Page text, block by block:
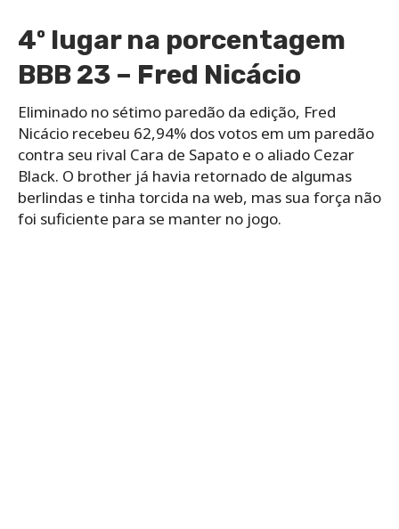
4º lugar na porcentagem
BBB 23 – Fred Nicácio
Eliminado no sétimo paredão da edição, Fred
Nicácio recebeu 62,94% dos votos em um paredão
contra seu rival Cara de Sapato e o aliado Cezar
Black. O brother já havia retornado de algumas
berlindas e tinha torcida na web, mas sua força não
foi suficiente para se manter no jogo.